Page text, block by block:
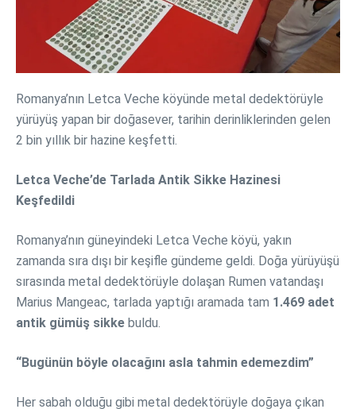
Romanya’nın Letca Veche köyünde metal dedektörüyle
yürüyüş yapan bir doğasever, tarihin derinliklerinden gelen
2 bin yıllık bir hazine keşfetti.
Letca Veche’de Tarlada Antik Sikke Hazinesi
Keşfedildi
Romanya’nın güneyindeki Letca Veche köyü, yakın
zamanda sıra dışı bir keşifle gündeme geldi. Doğa yürüyüşü
sırasında metal dedektörüyle dolaşan Rumen vatandaşı
Marius Mangeac, tarlada yaptığı aramada tam 1.469 adet
antik gümüş sikke buldu.
“Bugünün böyle olacağını asla tahmin edemezdim”
Her sabah olduğu gibi metal dedektörüyle doğaya çıkan